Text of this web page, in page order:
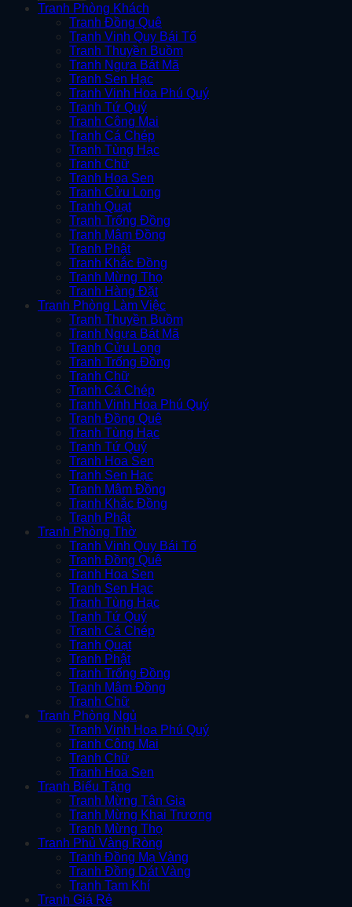
Tranh Phòng Khách
Tranh Đồng Quê
Tranh Vinh Quy Bái Tổ
Tranh Thuyền Buồm
Tranh Ngựa Bát Mã
Tranh Sen Hạc
Tranh Vinh Hoa Phú Quý
Tranh Tứ Quý
Tranh Công Mai
Tranh Cá Chép
Tranh Tùng Hạc
Tranh Chữ
Tranh Hoa Sen
Tranh Cửu Long
Tranh Quạt
Tranh Trống Đồng
Tranh Mâm Đồng
Tranh Phật
Tranh Khắc Đồng
Tranh Mừng Thọ
Tranh Hàng Đặt
Tranh Phòng Làm Việc
Tranh Thuyền Buồm
Tranh Ngựa Bát Mã
Tranh Cửu Long
Tranh Trống Đồng
Tranh Chữ
Tranh Cá Chép
Tranh Vinh Hoa Phú Quý
Tranh Đồng Quê
Tranh Tùng Hạc
Tranh Tứ Quý
Tranh Hoa Sen
Tranh Sen Hạc
Tranh Mâm Đồng
Tranh Khắc Đồng
Tranh Phật
Tranh Phòng Thờ
Tranh Vinh Quy Bái Tổ
Tranh Đồng Quê
Tranh Hoa Sen
Tranh Sen Hạc
Tranh Tùng Hạc
Tranh Tứ Quý
Tranh Cá Chép
Tranh Quạt
Tranh Phật
Tranh Trống Đồng
Tranh Mâm Đồng
Tranh Chữ
Tranh Phòng Ngủ
Tranh Vinh Hoa Phú Quý
Tranh Công Mai
Tranh Chữ
Tranh Hoa Sen
Tranh Biếu Tặng
Tranh Mừng Tân Gia
Tranh Mừng Khai Trương
Tranh Mừng Thọ
Tranh Phủ Vàng Ròng
Tranh Đồng Mạ Vàng
Tranh Đồng Dát Vàng
Tranh Tam Khí
Tranh Giá Rẻ